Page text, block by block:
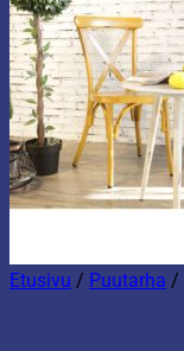
Etusivu / Puutarha /